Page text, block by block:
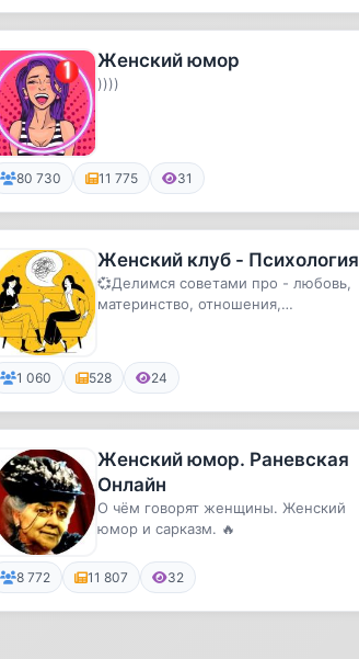
Женский юмор
))))
80 730 11 775 31
Женский клуб - Психология
💞Делимся советами про - любовь,
материнство, отношения,
1 060 528 24
Женский юмор. Раневская
Онлайн
О чём говорят женщины. Женский
юмор и сарказм. 🔥
8 772 11 807 32